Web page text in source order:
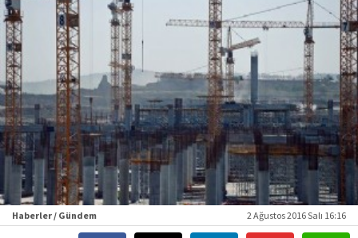
Haberler / Gündem 2 Ağustos 2016 Salı 16:16